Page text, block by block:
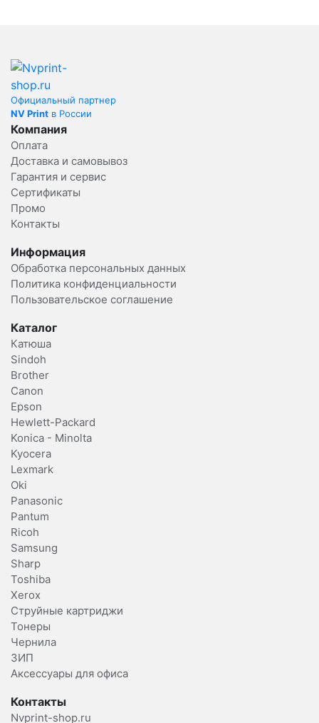
Официальный партнер
NV Print в России
Компания
Оплата
Доставка и самовывоз
Гарантия и сервис
Сертификаты
Промо
Контакты
Информация
Обработка персональных данных
Политика конфиденциальности
Пользовательское соглашение
Каталог
Катюша
Sindoh
Brother
Canon
Epson
Hewlett-Packard
Konica - Minolta
Kyocera
Lexmark
Oki
Panasonic
Pantum
Ricoh
Samsung
Sharp
Toshiba
Xerox
Струйные картриджи
Тонеры
Чернила
ЗИП
Аксессуары для офиса
Контакты
Nvprint-shop.ru